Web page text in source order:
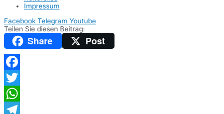
Impressum
Facebook Telegram Youtube
Teilen Sie diesen Beitrag:
Share Post
Facebook
Twitter
WhatsApp